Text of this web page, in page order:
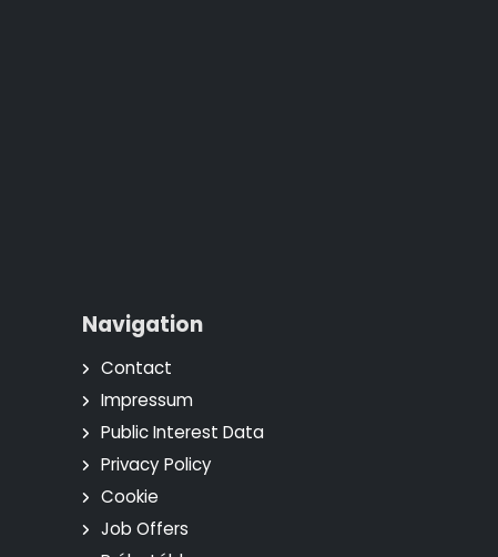
Navigation
Contact
Impressum
Public Interest Data
Privacy Policy
Cookie
Job Offers